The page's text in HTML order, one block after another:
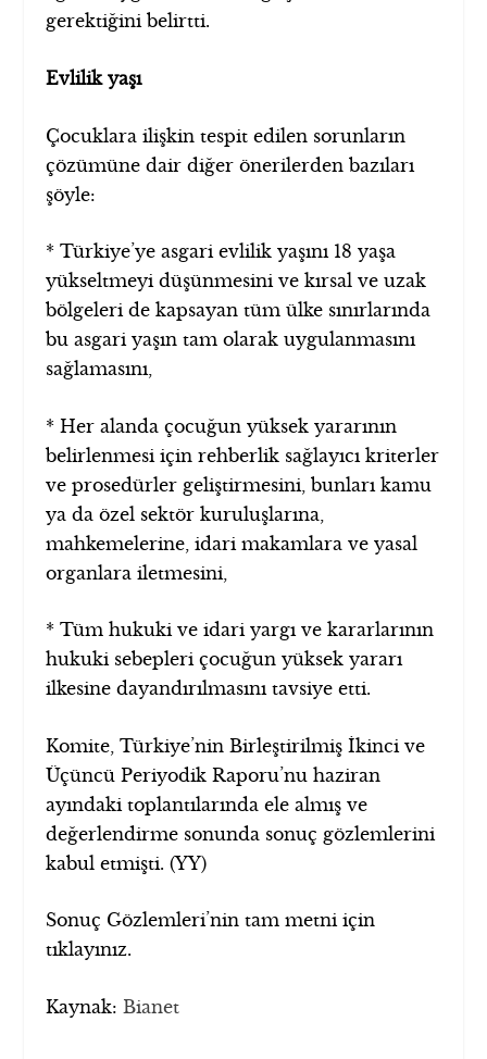
gerektiğini belirtti.
Evlilik yaşı
Çocuklara ilişkin tespit edilen sorunların
çözümüne dair diğer önerilerden bazıları
şöyle:
* Türkiye’ye asgari evlilik yaşını 18 yaşa
yükseltmeyi düşünmesini ve kırsal ve uzak
bölgeleri de kapsayan tüm ülke sınırlarında
bu asgari yaşın tam olarak uygulanmasını
sağlamasını,
* Her alanda çocuğun yüksek yararının
belirlenmesi için rehberlik sağlayıcı kriterler
ve prosedürler geliştirmesini, bunları kamu
ya da özel sektör kuruluşlarına,
mahkemelerine, idari makamlara ve yasal
organlara iletmesini,
* Tüm hukuki ve idari yargı ve kararlarının
hukuki sebepleri çocuğun yüksek yararı
ilkesine dayandırılmasını tavsiye etti.
Komite, Türkiye’nin Birleştirilmiş İkinci ve
Üçüncü Periyodik Raporu’nu haziran
ayındaki toplantılarında ele almış ve
değerlendirme sonunda sonuç gözlemlerini
kabul etmişti. (YY)
Sonuç Gözlemleri’nin tam metni için
tıklayınız.
Kaynak:Bianet